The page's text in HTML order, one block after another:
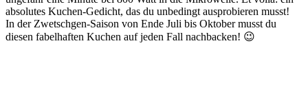
absolutes Kuchen-Gedicht, das du unbedingt ausprobieren musst!
In der Zwetschgen-Saison von Ende Juli bis Oktober musst du
diesen fabelhaften Kuchen auf jeden Fall nachbacken! 😉